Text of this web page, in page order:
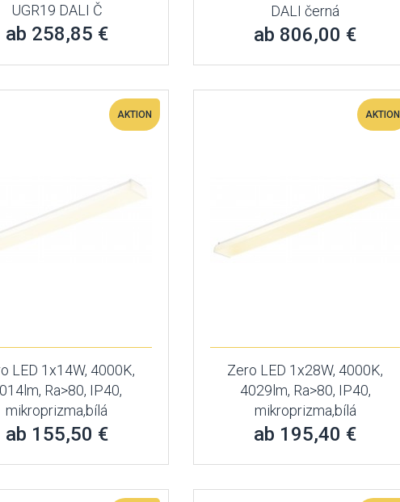
UGR19 DALI Č
ab 258,85 €
DALI černá
ab 806,00 €
AKTION
LED 1x14W, 4000K,
Ra>80, IP40,
mikroprizma,bílá
ab 155,50 €
AKTION
Zero LED 1x28W, 4000K,
4029lm, Ra>80, IP40,
mikroprizma,bílá
ab 195,40 €